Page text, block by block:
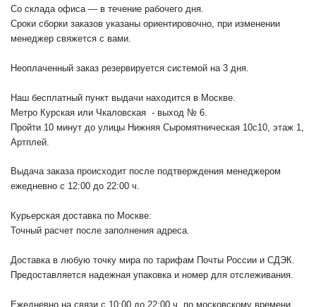
Со склада офиса — в течение рабочего дня.
Сроки сборки заказов указаны ориентировочно, при изменении
менеджер свяжется с вами.
Неоплаченный заказ резервируется системой на 3 дня.
Наш бесплатный пункт выдачи находится в Москве.
Метро Курская или Чкаловская - выход № 6.
Пройти 10 минут до улицы Нижняя Сыромятническая 10с10, этаж 1,
Артплей.
Выдача заказа происходит после подтверждения менеджером
ежедневно с 12:00 до 22:00 ч.
Курьерская доставка по Москве:
Точный расчет после заполнения адреса.
Доставка в любую точку мира по тарифам Почты России и СДЭК.
Предоставляется надежная упаковка и номер для отслеживания.
Ежедневно на связи с 10:00 до 22:00 ч. по московскому времени.